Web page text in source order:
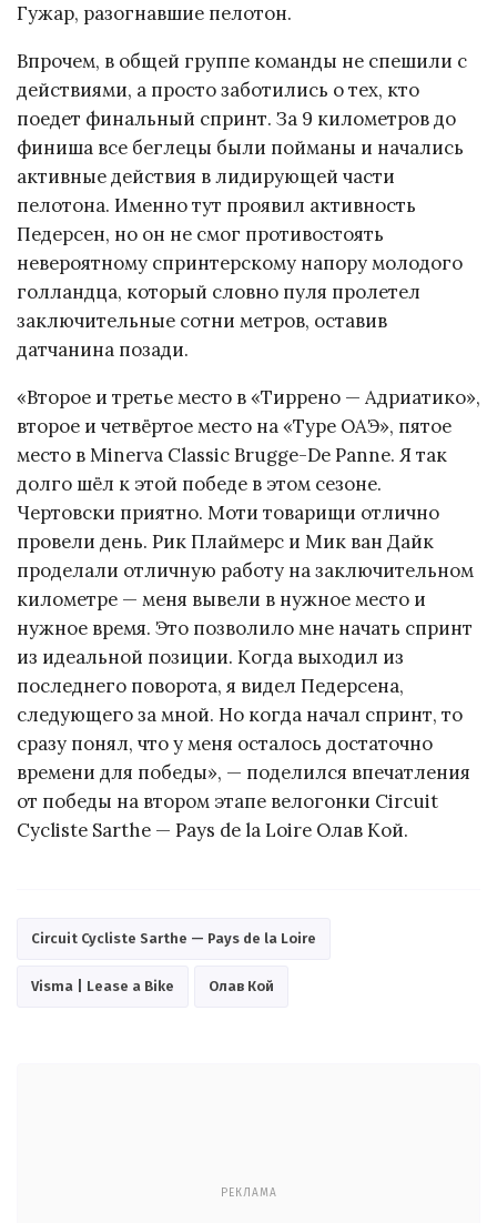
Гужар, разогнавшие пелотон.
Впрочем, в общей группе команды не спешили с
действиями, а просто заботились о тех, кто
поедет финальный спринт. За 9 километров до
финиша все беглецы были пойманы и начались
активные действия в лидирующей части
пелотона. Именно тут проявил активность
Педерсен, но он не смог противостоять
невероятному спринтерскому напору молодого
голландца, который словно пуля пролетел
заключительные сотни метров, оставив
датчанина позади.
«Второе и третье место в «Тиррено — Адриатико»,
второе и четвёртое место на «Туре ОАЭ», пятое
место в Minerva Classic Brugge-De Panne. Я так
долго шёл к этой победе в этом сезоне.
Чертовски приятно. Моти товарищи отлично
провели день. Рик Плаймерс и Мик ван Дайк
проделали отличную работу на заключительном
километре — меня вывели в нужное место и
нужное время. Это позволило мне начать спринт
из идеальной позиции. Когда выходил из
последнего поворота, я видел Педерсена,
следующего за мной. Но когда начал спринт, то
сразу понял, что у меня осталось достаточно
времени для победы», — поделился впечатления
от победы на втором этапе велогонки Circuit
Cycliste Sarthe — Pays de la Loire Олав Кой.
Circuit Cycliste Sarthe — Pays de la Loire
Visma | Lease a Bike Олав Кой
РЕКЛАМА